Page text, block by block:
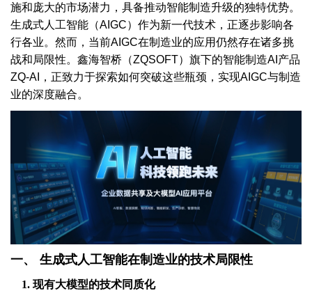
资讯动态
关于我们
施和庞大的市场潜力，具备推动智能制造升级的独特优势。
生成式人工智能（AIGC）作为新一代技术，正逐步影响各
行各业。然而，当前AIGC在制造业的应用仍然存在诸多挑
战和局限性。鑫海智桥（ZQSOFT）旗下的智能制造AI产品
ZQ-AI，正致力于探索如何突破这些瓶颈，实现AIGC与制造
业的深度融合。
一、 生成式人工智能在制造业的技术局限性
1. 现有大模型的技术同质化